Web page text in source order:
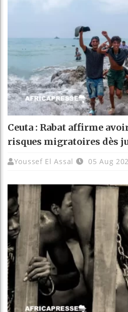
Ceuta : Rabat affirme
risques migratoires dès
Youssef El Assal 05 Aug